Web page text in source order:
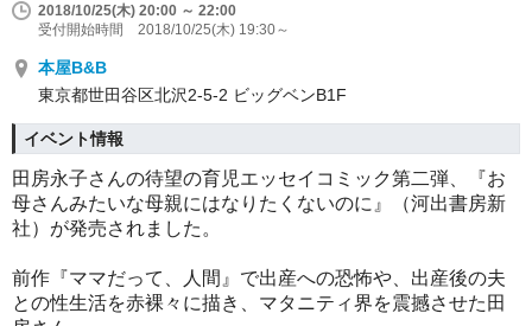
2018/10/25(木) 20:00 ～ 22:00
受付開始時間 2018/10/25(木) 19:30～
本屋B&B
東京都世田谷区北沢2-5-2 ビッグベンB1F
イベント情報
田房永子さんの待望の育児エッセイコミック第二弾、『お
母さんみたいな母親にはなりたくないのに』（河出書房新
社）が発売されました。
前作『ママだって、人間』で出産への恐怖や、出産後の夫
との性生活を赤裸々に描き、マタニティ界を震撼させた田